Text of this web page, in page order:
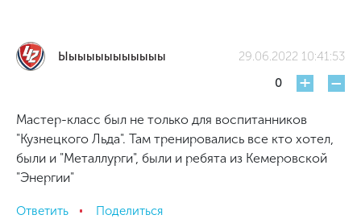
Ыыыыыыыыыыыы
29.06.2022 10:41:53
0
+ -
Мастер-класс был не только для воспитанников
"Кузнецкого Льда". Там тренировались все кто хотел,
были и "Металлурги", были и ребята из Кемеровской
"Энергии"
Ответить Поделиться